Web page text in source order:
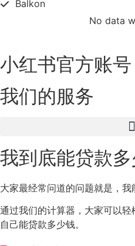
Balkon
No data
小红书官方账号
我们的服务
我到底能贷款多
大家最经常问道的问题就是，我
通过我们的计算器，大家可以轻
自己能贷款多少钱。